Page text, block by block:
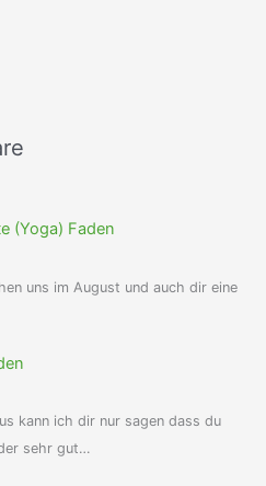
(Yoga) Faden
uns im August und auch dir eine
kann ich dir nur sagen dass du
sehr gut…